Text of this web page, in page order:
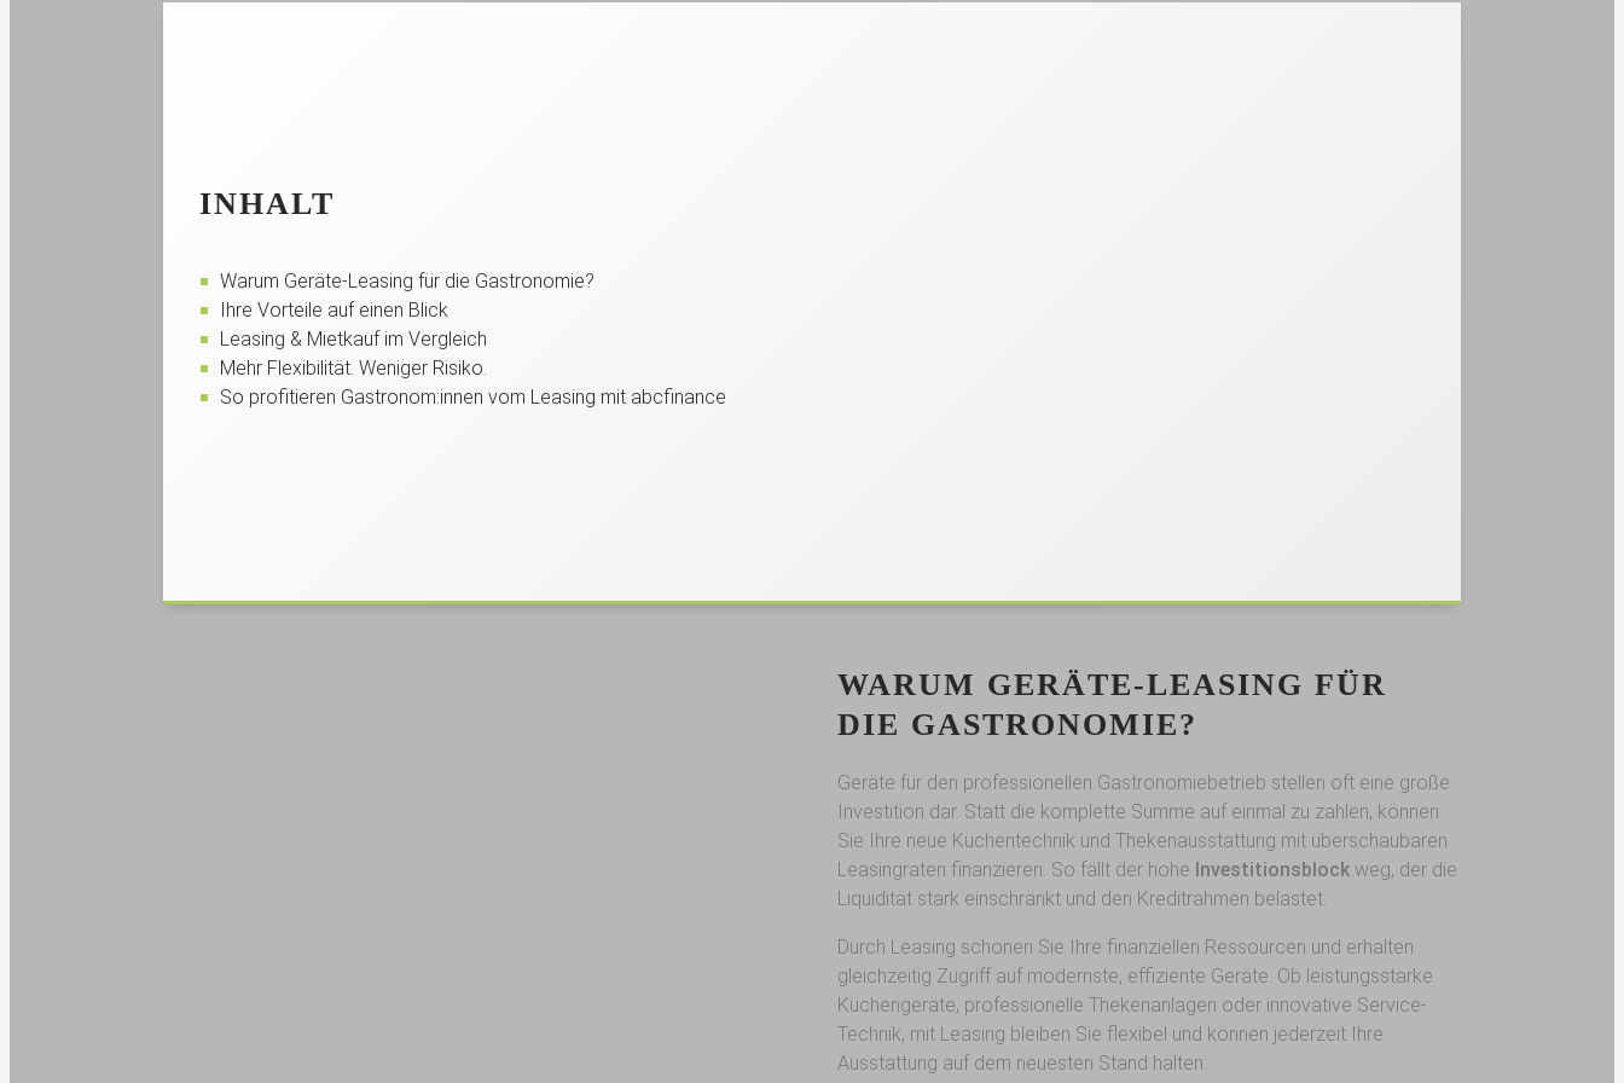
INHALT
Warum Geräte-Leasing für die Gastronomie?
Ihre Vorteile auf einen Blick
Leasing & Mietkauf im Vergleich
Mehr Flexibilität. Weniger Risiko.
So profitieren Gastronom:innen vom Leasing mit abcfinance
WARUM GERÄTE-LEASING FÜR
DIE GASTRONOMIE?
Geräte für den professionellen Gastronomiebetrieb stellen oft eine große
Investition dar. Statt die komplette Summe auf einmal zu zahlen, können
Sie Ihre neue Küchentechnik und Thekenausstattung mit überschaubaren
Leasingraten finanzieren. So fällt der hohe Investitionsblock weg, der die
Liquidität stark einschränkt und den Kreditrahmen belastet.
Durch Leasing schonen Sie Ihre finanziellen Ressourcen und erhalten
gleichzeitig Zugriff auf modernste, effiziente Geräte. Ob leistungsstarke
Küchengeräte, professionelle Thekenanlagen oder innovative Service-
Technik, mit Leasing bleiben Sie flexibel und können jederzeit Ihre
Ausstattung auf dem neuesten Stand halten.